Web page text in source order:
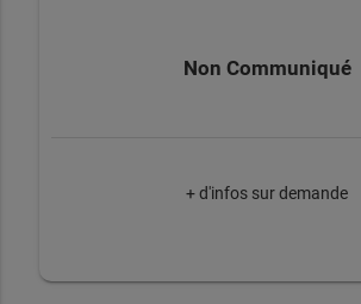
Non Communiqué
+ d'infos sur demande